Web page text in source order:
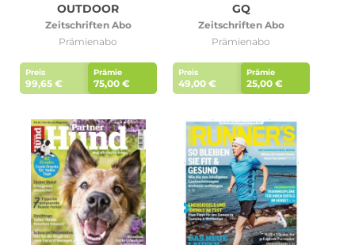
OUTDOOR
Zeitschriften Abo
Prämienabo
Preis
99,65 €
Prämie
75,00 €
GQ
Zeitschriften Abo
Prämienabo
Preis
49,00 €
Prämie
25,00 €